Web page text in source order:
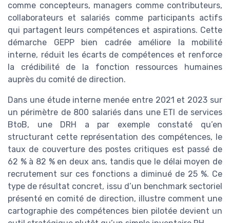
comme concepteurs, managers comme contributeurs,
collaborateurs et salariés comme participants actifs
qui partagent leurs compétences et aspirations. Cette
démarche GEPP bien cadrée améliore la mobilité
interne, réduit les écarts de compétences et renforce
la crédibilité de la fonction ressources humaines
auprès du comité de direction.
Dans une étude interne menée entre 2021 et 2023 sur
un périmètre de 800 salariés dans une ETI de services
BtoB, une DRH a par exemple constaté qu’en
structurant cette représentation des compétences, le
taux de couverture des postes critiques est passé de
62 % à 82 % en deux ans, tandis que le délai moyen de
recrutement sur ces fonctions a diminué de 25 %. Ce
type de résultat concret, issu d’un benchmark sectoriel
présenté en comité de direction, illustre comment une
cartographie des compétences bien pilotée devient un